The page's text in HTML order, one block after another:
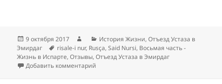
Опубликовано
9 октября 2017 АвторРубрики
История Жизни,Отъезд Устаза в
Эмирдаг
Метки
risale-i nur, Rusça,Said Nursi, Восьмая часть -
Жизнь в Испарте,Отзывы,Отъезд Устаза в Эмирдаг
Добавить комментарий